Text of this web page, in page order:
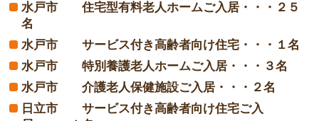
水戸市 住宅型有料老人ホームご入居・・・２５
名
水戸市 サービス付き高齢者向け住宅・・・１名
水戸市 特別養護老人ホームご入居・・・３名
水戸市 介護老人保健施設ご入居・・・２名
日立市 サービス付き高齢者向け住宅ご入